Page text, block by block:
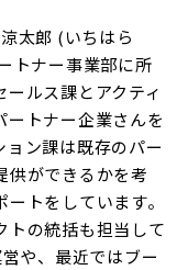
太郎 (いちはら
トナー事業部に所
ルス課とアクティ
ートナー企業さんを
ン課は既存のパー
供ができるかを考
トをしています。
トの統括も担当して
や、最近ではブー